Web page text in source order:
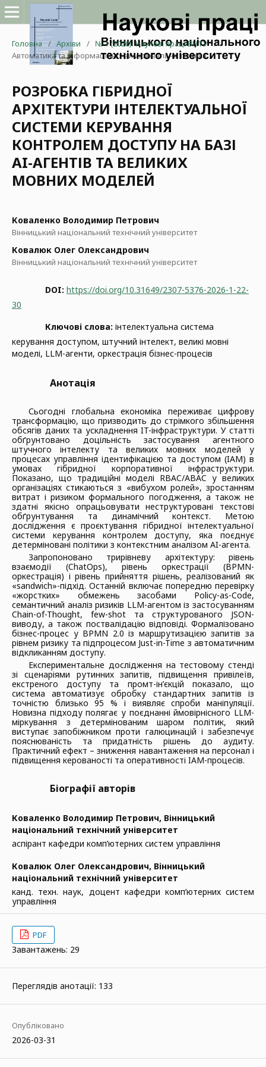
Головна / Архіви / № 1 (2026): Наукові праці ВНТУ /
Автоматика та інформаційно-вимірювальна техніка
РОЗРОБКА ГІБРИДНОЇ
АРХІТЕКТУРИ ІНТЕЛЕКТУАЛЬНОЇ
СИСТЕМИ КЕРУВАННЯ
КОНТРОЛЕМ ДОСТУПУ НА БАЗІ
AI-АГЕНТІВ ТА ВЕЛИКИХ
МОВНИХ МОДЕЛЕЙ
Коваленко Володимир Петрович
Вінницький національний технічний університет
Ковалюк Олег Олександрович
Вінницький національний технічний університет
DOI: https://doi.org/10.31649/2307-5376-2026-1-22-
30
Ключові слова: інтелектуальна система
керування доступом, штучний інтелект, великі мовні
моделі, LLM-агенти, оркестрація бізнес-процесів
Анотація
Сьогодні глобальна економіка переживає цифрову
трансформацію, що призводить до стрімкого збільшення
обсягів даних та ускладнення IT-інфраструктури. У статті
обґрунтовано доцільність застосування агентного
штучного інтелекту та великих мовних моделей у
процесах управління ідентифікацією та доступом (IAM) в
умовах гібридної корпоративної інфраструктури.
Показано, що традиційні моделі RBAC/ABAC у великих
організаціях стикаються з «вибухом ролей», зростанням
витрат і ризиком формального погодження, а також не
здатні якісно опрацьовувати неструктуровані текстові
обґрунтування та динамічний контекст. Метою
дослідження є проєктування гібридної інтелектуальної
системи керування контролем доступу, яка поєднує
детерміновані політики з контекстним аналізом AI-агента.
Запропоновано трирівневу архітектуру: рівень
взаємодії (ChatOps), рівень оркестрації (BPMN-
оркестрація) і рівень прийняття рішень, реалізований як
«sandwich»-підхід. Останній включає попередню перевірку
«жорстких» обмежень засобами Policy-as-Code,
семантичний аналіз ризиків LLM-агентом із застосуванням
Chain-of-Thought, few-shot та структурованого JSON-
виводу, а також поствалідацію відповіді. Формалізовано
бізнес-процес у BPMN 2.0 із маршрутизацією запитів за
рівнем ризику та підпроцесом Just-in-Time з автоматичним
відкликанням доступу.
Експериментальне дослідження на тестовому стенді
зі сценаріями рутинних запитів, підвищення привілеїв,
екстреного доступу та промт-ін’єкцій показало, що
система автоматизує обробку стандартних запитів із
точністю близько 95 % і виявляє спроби маніпуляції.
Новизна підходу полягає у поєднанні ймовірнісного LLM-
міркування з детермінованим шаром політик, який
виступає запобіжником проти галюцинацій і забезпечує
пояснюваність та придатність рішень до аудиту.
Практичний ефект – зниження навантаження на персонал і
підвищення керованості та оперативності IAM-процесів.
Біографії авторів
Коваленко Володимир Петрович, Вінницький
національний технічний університет
аспірант кафедри комп’ютерних систем управління
Ковалюк Олег Олександрович, Вінницький
національний технічний університет
канд. техн. наук, доцент кафедри комп’ютерних систем
управління
PDF
Завантажень: 29
Переглядів анотації: 133
Опубліковано
2026-03-31